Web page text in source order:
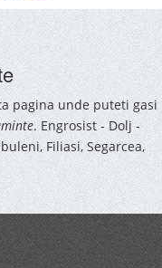
pagina unde puteti gasi
. Engrosist - Dolj -
Filiasi, Segarcea,